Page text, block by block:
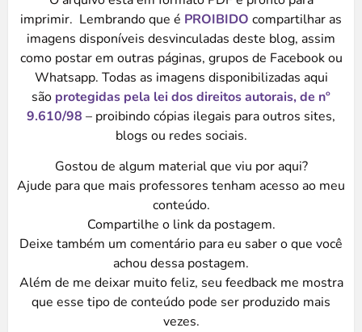
imprimir. Lembrando que é PROIBIDO compartilhar as
imagens disponíveis desvinculadas deste blog, assim
como postar em outras páginas, grupos de Facebook ou
Whatsapp. Todas as imagens disponibilizadas aqui
são protegidas pela lei dos direitos autorais, de nº
9.610/98 – proibindo cópias ilegais para outros sites,
blogs ou redes sociais.
Gostou de algum material que viu por aqui?
Ajude para que mais professores tenham acesso ao meu
conteúdo.
Compartilhe o link da postagem.
Deixe também um comentário para eu saber o que você
achou dessa postagem.
Além de me deixar muito feliz, seu feedback me mostra
que esse tipo de conteúdo pode ser produzido mais
vezes.